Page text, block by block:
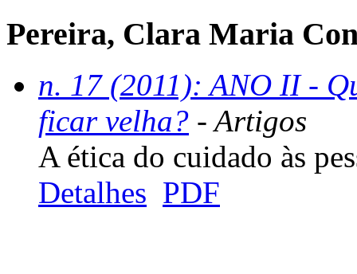
Pereira, Clara Maria
n. 17 (2011): ANO II -
ficar velha? - Artigos
A ética do cuidado às
Detalhes PDF